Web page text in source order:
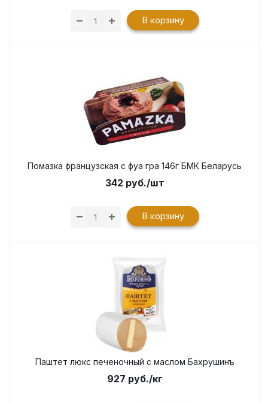
В корзину
Помазка французская с фуа гра 146г БМК Беларусь
342 руб./шт
В корзину
Паштет люкс печеночный с маслом Бахрушинъ
927 руб./кг